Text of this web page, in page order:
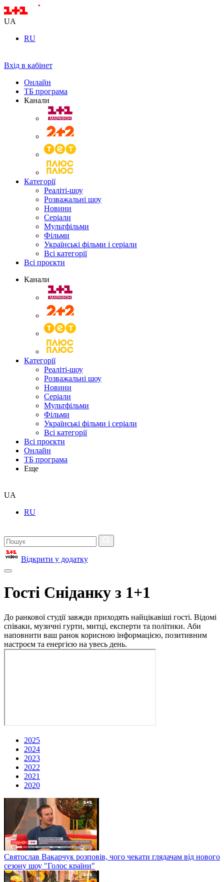
UA
RU
Вхід в кабінет
Онлайн
ТБ програма
Канали
Категорії
Реаліті-шоу
Розважальні шоу
Новини
Серіали
Мультфільми
Фільми
Українські фільми і серіали
Всі категорії
Всі проєкти
Канали
Категорії
Реаліті-шоу
Розважальні шоу
Новини
Серіали
Мультфільми
Фільми
Українські фільми і серіали
Всі категорії
Всі проєкти
Онлайн
ТБ програма
Еще
UA
RU
Відкрити у додатку
Гості Сніданку з 1+1
До ранкової студії завжди приходять найцікавіші гості. Відомі
співаки, музичні гурти, митці, експерти та політики. Аби
наповнити ваш ранок корисною інформацією, позитивним
настроєм та енергією на увесь день.
2025
2024
2023
2022
2021
2020
Святослав Вакарчук розповів, чого чекати глядачам від нового
сезону шоу "Голос країни"